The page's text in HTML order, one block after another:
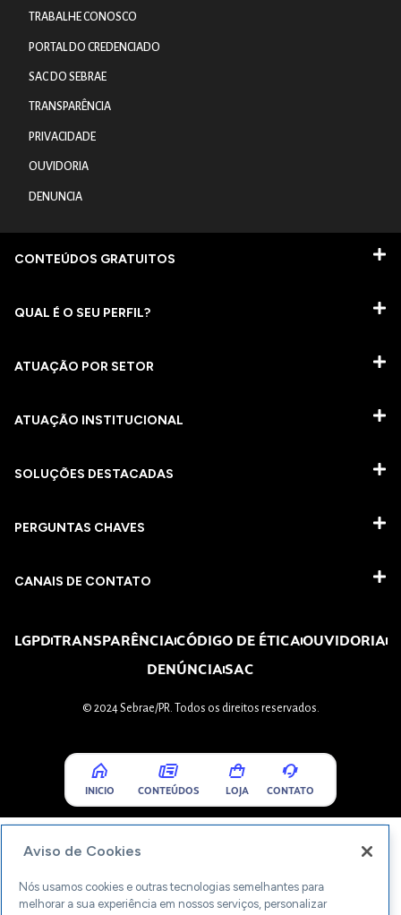
TRABALHE CONOSCO
PORTAL DO CREDENCIADO
SAC DO SEBRAE
TRANSPARÊNCIA
PRIVACIDADE
OUVIDORIA
DENUNCIA
CONTEÚDOS GRATUITOS
QUAL É O SEU PERFIL?
ATUAÇÃO POR SETOR
ATUAÇÃO INSTITUCIONAL
SOLUÇÕES DESTACADAS
PERGUNTAS CHAVES​
CANAIS DE CONTATO
LGPDTRANSPARÊNCIACÓDIGO DE ÉTICAOUVIDORIA
DENÚNCIASAC
© 2024 Sebrae/PR. Todos os direitos reservados.
INICIO CONTEÚDOS LOJA CONTATO
Aviso de Cookies
Nós usamos cookies e outras tecnologias semelhantes para
melhorar a sua experiência em nossos serviços, personalizar